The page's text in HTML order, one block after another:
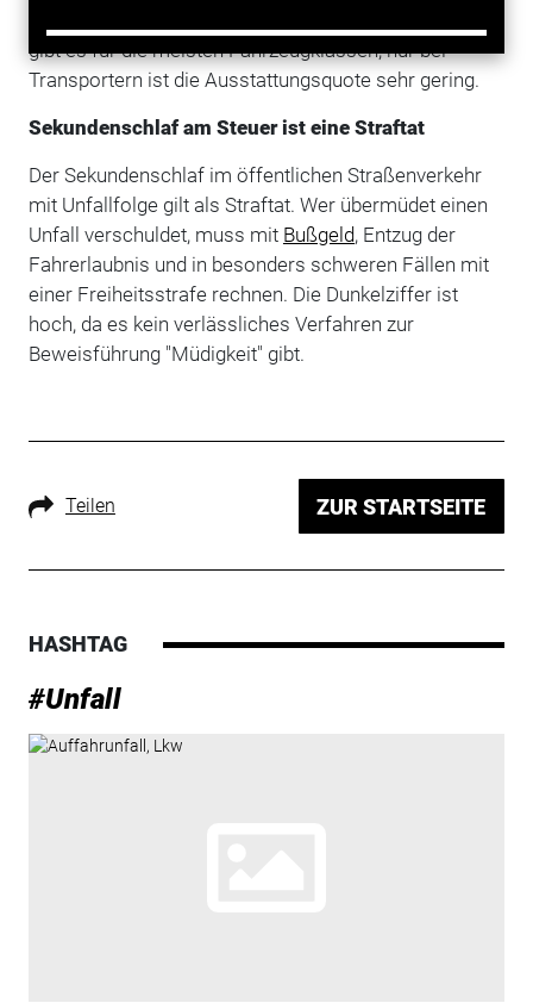
gibt es für die meisten Fahrzeugklassen, nur bei
Transportern ist die Ausstattungsquote sehr gering.
Sekundenschlaf am Steuer ist eine Straftat
Der Sekundenschlaf im öffentlichen Straßenverkehr
mit Unfallfolge gilt als Straftat. Wer übermüdet einen
Unfall verschuldet, muss mit Bußgeld, Entzug der
Fahrerlaubnis und in besonders schweren Fällen mit
einer Freiheitsstrafe rechnen. Die Dunkelziffer ist
hoch, da es kein verlässliches Verfahren zur
Beweisführung "Müdigkeit" gibt.
Teilen ZUR STARTSEITE
HASHTAG
#Unfall